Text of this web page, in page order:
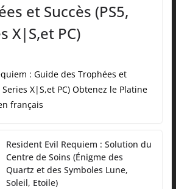
et Succès (PS5,
X|S,et PC)
: Guide des Trophées et
Series X|S,et PC) Obtenez le Platine
français
Resident Evil Requiem : Solution du
Centre de Soins (Énigme des
Quartz et des Symboles Lune,
Soleil, Etoile)